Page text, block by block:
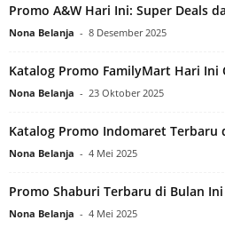
Promo A&W Hari Ini: Super Deals
Nona Belanja - 8 Desember 2025
Katalog Promo FamilyMart Hari Ini
Nona Belanja - 23 Oktober 2025
Katalog Promo Indomaret Terbaru
Nona Belanja - 4 Mei 2025
Promo Shaburi Terbaru di Bulan Ini
Nona Belanja - 4 Mei 2025